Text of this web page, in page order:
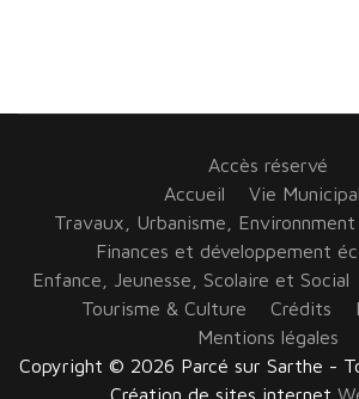
Accès réservé
Accueil
Vie
Travaux, Urbanisme,
Finances et développement
Enfance, Jeunesse, Scolaire et Social
Tourisme & Culture
Crédits
Mentions légales
Copyright © 2026 Parcé sur Sarthe -
Création de sites internet